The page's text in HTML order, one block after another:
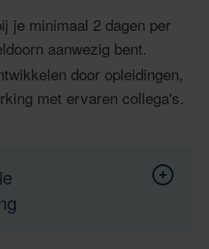
je minimaal 2 dagen per
aanwezig bent.
door opleidingen,
met ervaren collega's.
Toon